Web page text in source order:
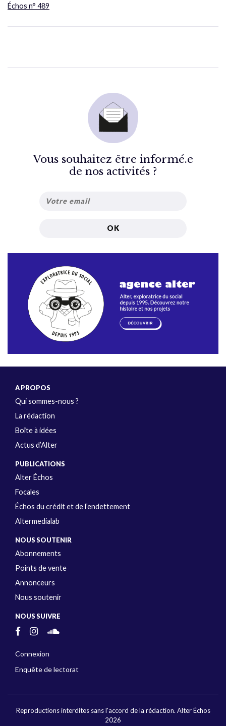
Échos n° 489
Vous souhaitez être informé.e
de nos activités ?
A PROPOS
Qui sommes-nous ?
La rédaction
Boîte à idées
Actus d’Alter
PUBLICATIONS
Alter Échos
Focales
Échos du crédit et de l’endettement
Altermedialab
NOUS SOUTENIR
Abonnements
Points de vente
Annonceurs
Nous soutenir
NOUS SUIVRE
Connexion
Enquête de lectorat
Reproductions interdites sans l'accord de la rédaction. Alter Échos
2026